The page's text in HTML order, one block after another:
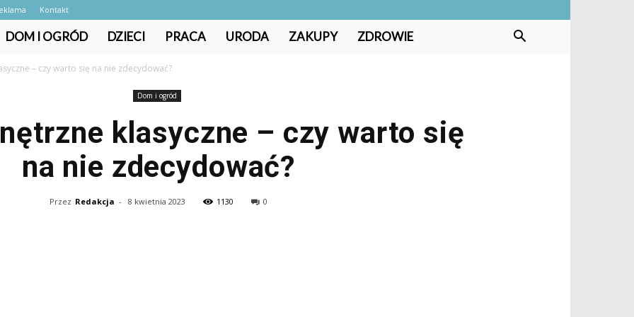
Kontakt
DOM I OGRÓD DZIECI PRACA URODA ZAKUPY ZDROWIE
– czy warto się na nie zdecydować?
Dom i ogród
klasyczne – czy warto się
na nie zdecydować?
Przez Redakcja - 8 kwietnia 2023 1130 0